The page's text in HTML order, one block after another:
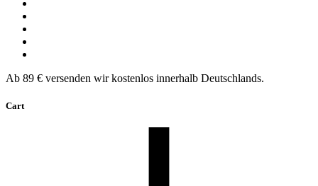
Ab 89 € versenden wir kostenlos innerhalb Deutschlands.
Cart